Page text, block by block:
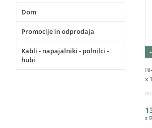
Dom
Promocije in odprodaja
Kabli - napajalniki - polnilci -
hubi
x